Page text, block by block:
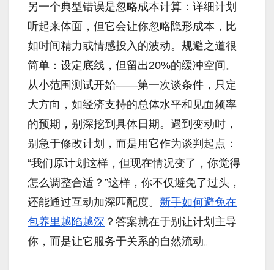
另一个典型错误是忽略成本计算：详细计划
听起来体面，但它会让你忽略隐形成本，比
如时间精力或情感投入的波动。规避之道很
简单：设定底线，但留出20%的缓冲空间。
从小范围测试开始——第一次谈条件，只定
大方向，如经济支持的总体水平和见面频率
的预期，别深挖到具体日期。遇到变动时，
别急于修改计划，而是用它作为谈判起点：
“我们原计划这样，但现在情况变了，你觉得
怎么调整合适？”这样，你不仅避免了过头，
还能通过互动加深匹配度。 新手如何避免在
包养里越陷越深 ？答案就在于别让计划主导
你，而是让它服务于关系的自然流动。